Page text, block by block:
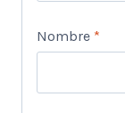
Nombre *